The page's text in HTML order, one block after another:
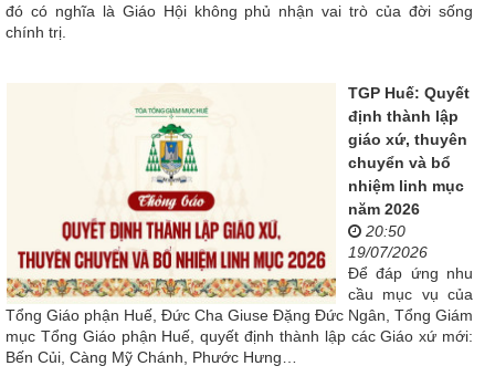
đó có nghĩa là Giáo Hội không phủ nhận vai trò của đời sống
chính trị.
TGP Huế: Quyết
định thành lập
giáo xứ, thuyên
chuyển và bổ
nhiệm linh mục
năm 2026
20:50
19/07/2026
Để đáp ứng nhu
cầu mục vụ của
Tổng Giáo phận Huế, Đức Cha Giuse Đặng Đức Ngân, Tổng Giám
mục Tổng Giáo phận Huế, quyết định thành lập các Giáo xứ mới:
Bến Củi, Càng Mỹ Chánh, Phước Hưng…